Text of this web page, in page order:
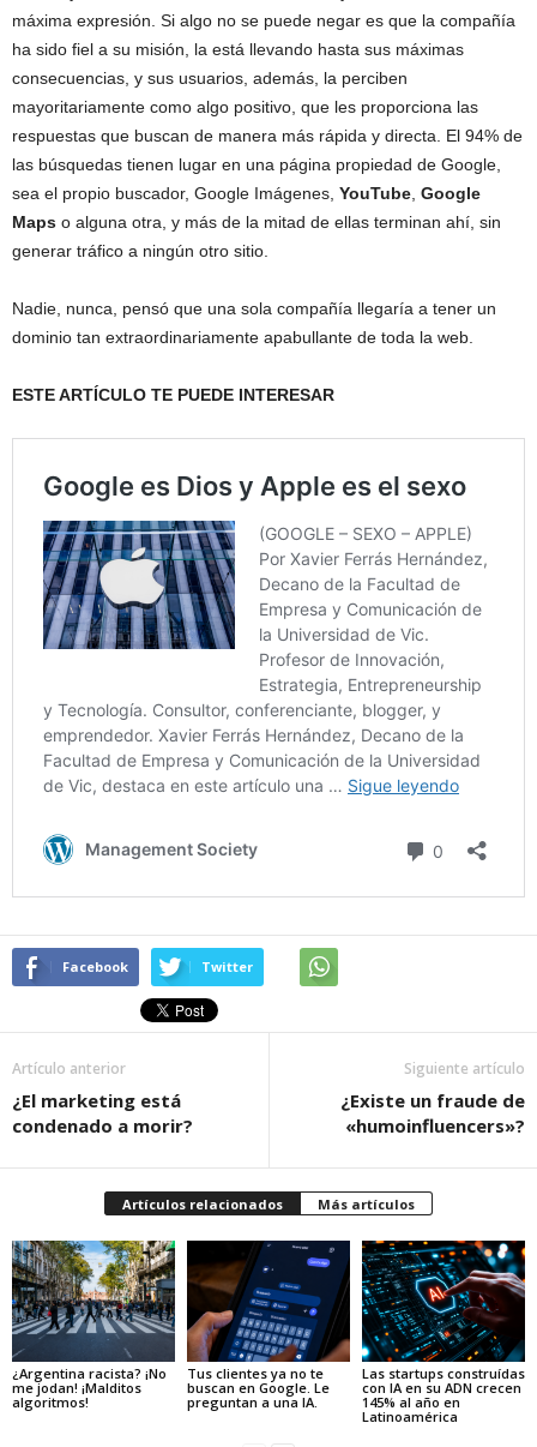
máxima expresión. Si algo no se puede negar es que la compañía
ha sido fiel a su misión, la está llevando hasta sus máximas
consecuencias, y sus usuarios, además, la perciben
mayoritariamente como algo positivo, que les proporciona las
respuestas que buscan de manera más rápida y directa. El 94% de
las búsquedas tienen lugar en una página propiedad de Google,
sea el propio buscador, Google Imágenes, YouTube Google
Maps o alguna otra, y más de la mitad de ellas terminan ahí, sin
generar tráfico a ningún otro sitio.
Nadie, nunca, pensó que una sola compañía llegaría a tener un
dominio tan extraordinariamente apabullante de toda la web.
ESTE ARTÍCULO TE PUEDE INTERESAR
Facebook Twitter
Artículo anterior
¿El marketing está
condenado a morir?
Siguiente artículo
¿Existe un fraude de
«humoinfluencers»?
Artículos relacionados Más artículos
¿Argentina racista? ¡No
me jodan! ¡Malditos
algoritmos!
Tus clientes ya no te
buscan en Google. Le
preguntan a una IA.
Las startups construídas
con IA en su ADN crecen
145% al año en
Latinoamérica